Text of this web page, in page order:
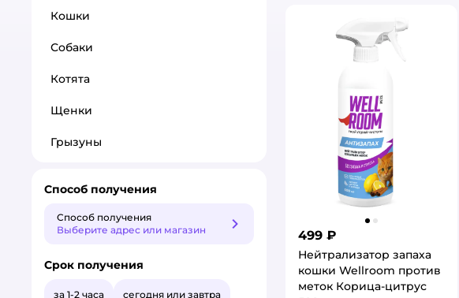
499 ₽
Нейтрализатор запаха
кошки Wellroom против
меток Корица-цитрус
Кошки
Собаки
Котята
Щенки
Грызуны
Способ получения
Способ получения
Выберите адрес или магазин
Способ получения
Срок получения
за 1-2 часа сегодня или завтра